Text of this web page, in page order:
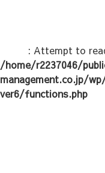
: Attempt to
/home/r2237046/
management.co.jp/
ver6/functions.php